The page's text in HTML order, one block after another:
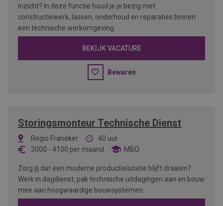
inzicht? In deze functie houd je je bezig met
constructiewerk, lassen, onderhoud en reparaties binnen
een technische werkomgeving.
BEKIJK VACATURE
Bewaren
Storingsmonteur Technische Dienst
Regio Franeker
40 uur
3000 - 4100 per maand MBO
Zorg jij dat een moderne productielocatie blijft draaien?
Werk in dagdienst, pak technische uitdagingen aan en bouw
mee aan hoogwaardige bouwsystemen.